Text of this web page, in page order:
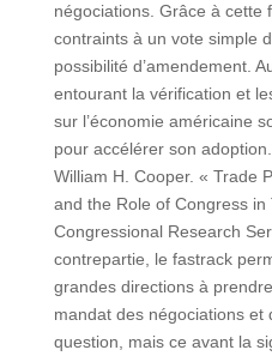
négociations. Grâce à cette
contraints à un vote simple
possibilité d’amendement.
entourant la vérification et
sur l’économie américaine
pour accélérer son
William H. Cooper. « Trade
and the Role of Congress in
Congressional Research
contrepartie, le fastrack
grandes directions à
mandat des négociations et
question, mais ce avant la